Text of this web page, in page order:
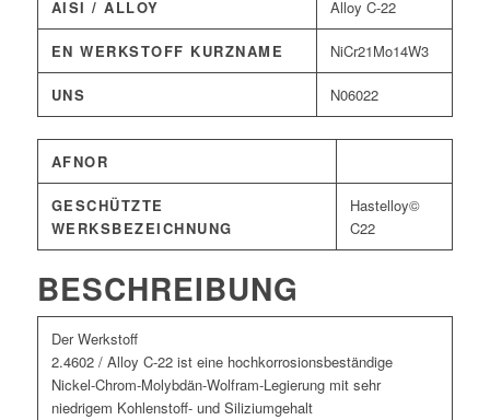
AISI / ALLOY Alloy C-22
EN WERKSTOFF KURZNAME NiCr21Mo14W3
UNS N06022
AFNOR
GESCHÜTZTE
WERKSBEZEICHNUNG
Hastelloy©
C22
BESCHREIBUNG
Der Werkstoff
2.4602 / Alloy C-22 ist eine hochkorrosionsbeständige
Nickel-Chrom-Molybdän-Wolfram-Legierung mit sehr
niedrigem Kohlenstoff- und Siliziumgehalt